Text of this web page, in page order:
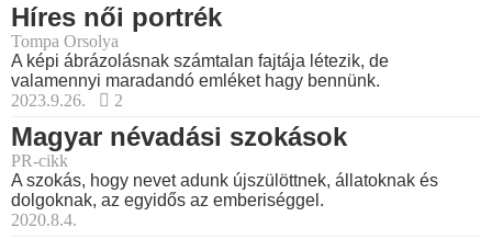
Híres női portrék
Tompa Orsolya
A képi ábrázolásnak számtalan fajtája létezik, de
valamennyi maradandó emléket hagy bennünk.
2023.9.26.
2
Magyar névadási szokások
PR-cikk
A szokás, hogy nevet adunk újszülöttnek, állatoknak és
dolgoknak, az egyidős az emberiséggel.
2020.8.4.